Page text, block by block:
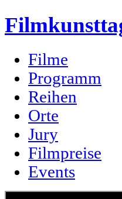
Filme
Programm
Reihen
Orte
Jury
Filmpreise
Events